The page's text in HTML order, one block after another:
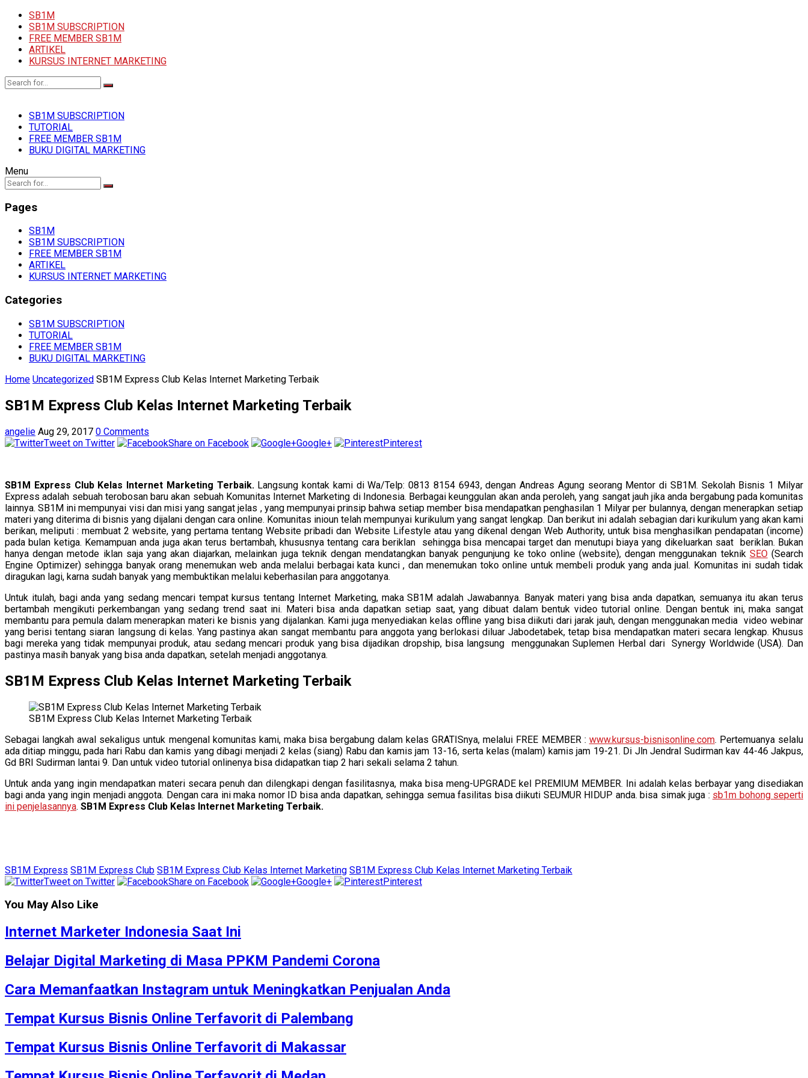
SB1M
SB1M SUBSCRIPTION
FREE MEMBER SB1M
ARTIKEL
KURSUS INTERNET MARKETING
SB1M SUBSCRIPTION
TUTORIAL
FREE MEMBER SB1M
BUKU DIGITAL MARKETING
Menu
Pages
SB1M
SB1M SUBSCRIPTION
FREE MEMBER SB1M
ARTIKEL
KURSUS INTERNET MARKETING
Categories
SB1M SUBSCRIPTION
TUTORIAL
FREE MEMBER SB1M
BUKU DIGITAL MARKETING
Home Uncategorized SB1M Express Club Kelas Internet Marketing Terbaik
SB1M Express Club Kelas Internet Marketing Terbaik
angelie Aug 29, 2017 0 Comments
Tweet on Twitter
Share on Facebook Google+ Pinterest
SB1M Express Club Kelas Internet Marketing Terbaik. Langsung kontak kami di Wa/Telp: 0813 8154 6943, dengan Andreas Agung seorang Mentor di SB1M. Sekolah Bisnis 1 Milyar
Express adalah sebuah terobosan baru akan sebuah Komunitas Internet Marketing di Indonesia. Berbagai keunggulan akan anda peroleh, yang sangat jauh jika anda bergabung pada komunitas
lainnya. SB1M ini mempunyai visi dan misi yang sangat jelas , yang mempunyai prinsip bahwa setiap member bisa mendapatkan penghasilan 1 Milyar per bulannya, dengan menerapkan setiap
materi yang diterima di bisnis yang dijalani dengan cara online. Komunitas inioun telah mempunyai kurikulum yang sangat lengkap. Dan berikut ini adalah sebagian dari kurikulum yang akan kami
berikan, meliputi : membuat 2 website, yang pertama tentang Website pribadi dan Website Lifestyle atau yang dikenal dengan Web Authority, untuk bisa menghasilkan pendapatan (income)
pada bulan ketiga. Kemampuan anda juga akan terus bertambah, khususnya tentang cara beriklan sehingga bisa mencapai target dan menutupi biaya yang dikeluarkan saat beriklan. Bukan
hanya dengan metode iklan saja yang akan diajarkan, melainkan juga teknik dengan mendatangkan banyak pengunjung ke toko online (website), dengan menggunakan teknik SEO(Search
Engine Optimizer) sehingga banyak orang menemukan web anda melalui berbagai kata kunci , dan menemukan toko online untuk membeli produk yang anda jual. Komunitas ini sudah tidak
diragukan lagi, karna sudah banyak yang membuktikan melalui keberhasilan para anggotanya.
Untuk itulah, bagi anda yang sedang mencari tempat kursus tentang Internet Marketing, maka SB1M adalah Jawabannya. Banyak materi yang bisa anda dapatkan, semuanya itu akan terus
bertambah mengikuti perkembangan yang sedang trend saat ini. Materi bisa anda dapatkan setiap saat, yang dibuat dalam bentuk video tutorial online. Dengan bentuk ini, maka sangat
membantu para pemula dalam menerapkan materi ke bisnis yang dijalankan. Kami juga menyediakan kelas offline yang bisa diikuti dari jarak jauh, dengan menggunakan media video webinar
yang berisi tentang siaran langsung di kelas. Yang pastinya akan sangat membantu para anggota yang berlokasi diluar Jabodetabek, tetap bisa mendapatkan materi secara lengkap. Khusus
bagi mereka yang tidak mempunyai produk, atau sedang mencari produk yang bisa dijadikan dropship, bisa langsung menggunakan Suplemen Herbal dari Synergy Worldwide (USA). Dan
pastinya masih banyak yang bisa anda dapatkan, setelah menjadi anggotanya.
SB1M Express Club Kelas Internet Marketing Terbaik
SB1M Express Club Kelas Internet Marketing Terbaik
Sebagai langkah awal sekaligus untuk mengenal komunitas kami, maka bisa bergabung dalam kelas GRATISnya, melalui FREE MEMBER : www.kursus-bisnisonline.com. Pertemuanya selalu
ada ditiap minggu, pada hari Rabu dan kamis yang dibagi menjadi 2 kelas (siang) Rabu dan kamis jam 13-16, serta kelas (malam) kamis jam 19-21. Di Jln Jendral Sudirman kav 44-46 Jakpus,
Gd BRI Sudirman lantai 9. Dan untuk video tutorial onlinenya bisa didapatkan tiap 2 hari sekali selama 2 tahun.
Untuk anda yang ingin mendapatkan materi secara penuh dan dilengkapi dengan fasilitasnya, maka bisa meng-UPGRADE kel PREMIUM MEMBER. Ini adalah kelas berbayar yang disediakan
bagi anda yang ingin menjadi anggota. Dengan cara ini maka nomor ID bisa anda dapatkan, sehingga semua fasilitas bisa diikuti SEUMUR HIDUP anda. bisa simak juga : sb1m bohong seperti
ini penjelasannya. SB1M Express Club Kelas Internet Marketing Terbaik.
SB1M Express SB1M Express Club SB1M Express Club Kelas Internet Marketing SB1M Express Club Kelas Internet Marketing Terbaik
Tweet on Twitter
Share on Facebook Google+ Pinterest
You May Also Like
Internet Marketer Indonesia Saat Ini
Belajar Digital Marketing di Masa PPKM Pandemi Corona
Cara Memanfaatkan Instagram untuk Meningkatkan Penjualan Anda
Tempat Kursus Bisnis Online Terfavorit di Palembang
Tempat Kursus Bisnis Online Terfavorit di Makassar